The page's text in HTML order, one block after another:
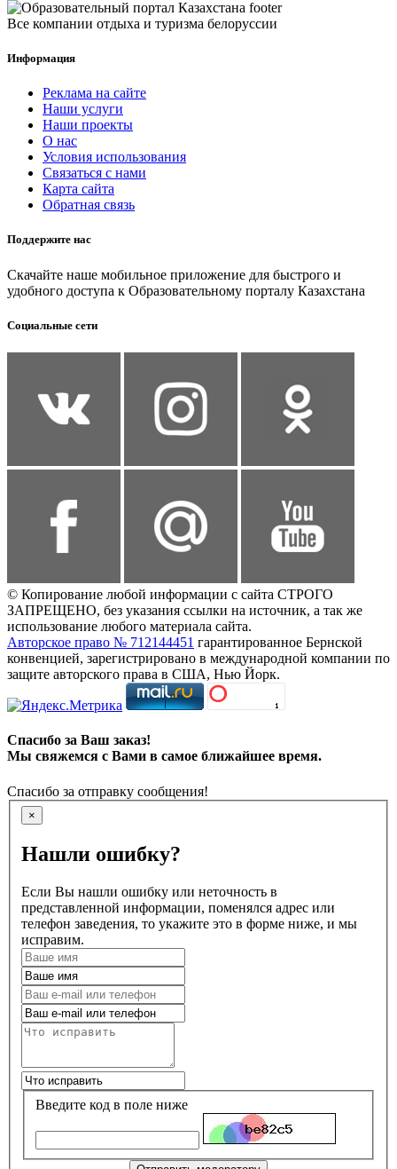
Все компании отдыха и туризма белоруссии
Информация
Реклама на сайте
Наши услуги
Наши проекты
О нас
Условия использования
Связаться с нами
Карта сайта
Обратная связь
Поддержите нас
Скачайте наше мобильное приложение для быстрого и
удобного доступа к Образовательному порталу Казахстана
Социальные сети
© Копирование любой информации с сайта СТРОГО
ЗАПРЕЩЕНО, без указания ссылки на источник, а так же
использование любого материала сайта.
Авторское право № 712144451 гарантированное Бернской
конвенцией, зарегистрировано в международной компании по
защите авторского права в США, Нью Йорк.
Спасибо за Ваш заказ!
Мы свяжемся с Вами в самое ближайшее время.
Спасибо за отправку сообщения!
×
Нашли ошибку?
Если Вы нашли ошибку или неточность в
представленной информации, поменялся адрес или
телефон заведения, то укажите это в форме ниже, и мы
исправим.
Введите код в поле ниже